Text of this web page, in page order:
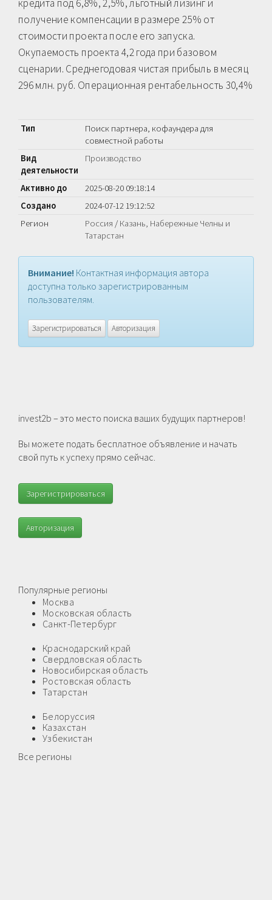
кредита под 6,8%, 2,5%, льготный лизинг и
получение компенсации в размере 25% от
стоимости проекта после его запуска.
Окупаемость проекта 4,2 года при базовом
сценарии. Среднегодовая чистая прибыль в месяц
296 млн. руб. Операционная рентабельность 30,4%
Тип
Поиск партнера, кофаундера для
совместной работы
Вид
деятельности
Производство
Активно до
2025-08-20 09:18:14
Создано
2024-07-12 19:12:52
Регион
Россия / Казань, Набережные Челны и
Татарстан
Внимание! Контактная информация автора
доступна только зарегистрированным
пользователям.
Зарегистрироваться Авторизация
invest2b – это место поиска ваших будущих партнеров!
Вы можете подать бесплатное объявление и начать
свой путь к успеху прямо сейчас.
Зарегистрироваться
Авторизация
Популярные регионы
Москва
Московская область
Санкт-Петербург
Краснодарский край
Свердловская область
Новосибирская область
Ростовская область
Татарстан
Белоруссия
Казахстан
Узбекистан
Все регионы